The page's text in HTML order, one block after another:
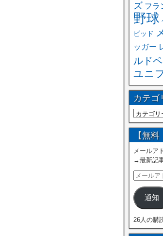
ズ フラ
野球
ビッド
ッガー
ルド
ユニ
カテゴ
【無
メールア
→最新記
通知
26人の購